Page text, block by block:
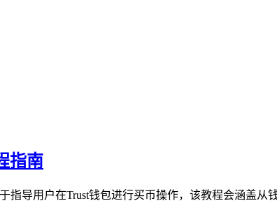
指南
指导用户在Trust钱包进行买币操作，该教程会涵盖